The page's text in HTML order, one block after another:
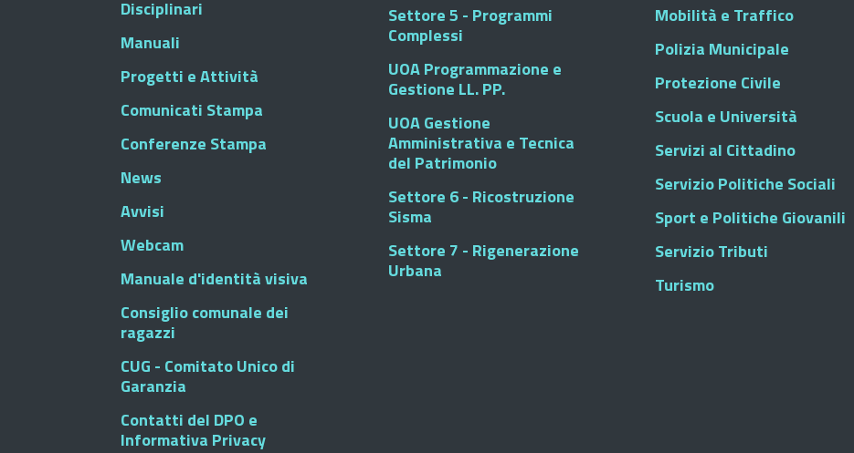
Disciplinari
Manuali
Progetti e Attività
Comunicati Stampa
Conferenze Stampa
News
Avvisi
Webcam
Manuale d'identità visiva
Consiglio comunale dei
ragazzi
CUG - Comitato Unico di
Garanzia
Contatti del DPO e
Informativa Privacy
Settore 5 - Programmi
Complessi
UOA Programmazione e
Gestione LL. PP.
UOA Gestione
Amministrativa e Tecnica
del Patrimonio
Settore 6 - Ricostruzione
Sisma
Settore 7 - Rigenerazione
Urbana
Mobilità e Traffico
Polizia Municipale
Protezione Civile
Scuola e Università
Servizi al Cittadino
Servizio Politiche Sociali
Sport e Politiche Giovanili
Servizio Tributi
Turismo